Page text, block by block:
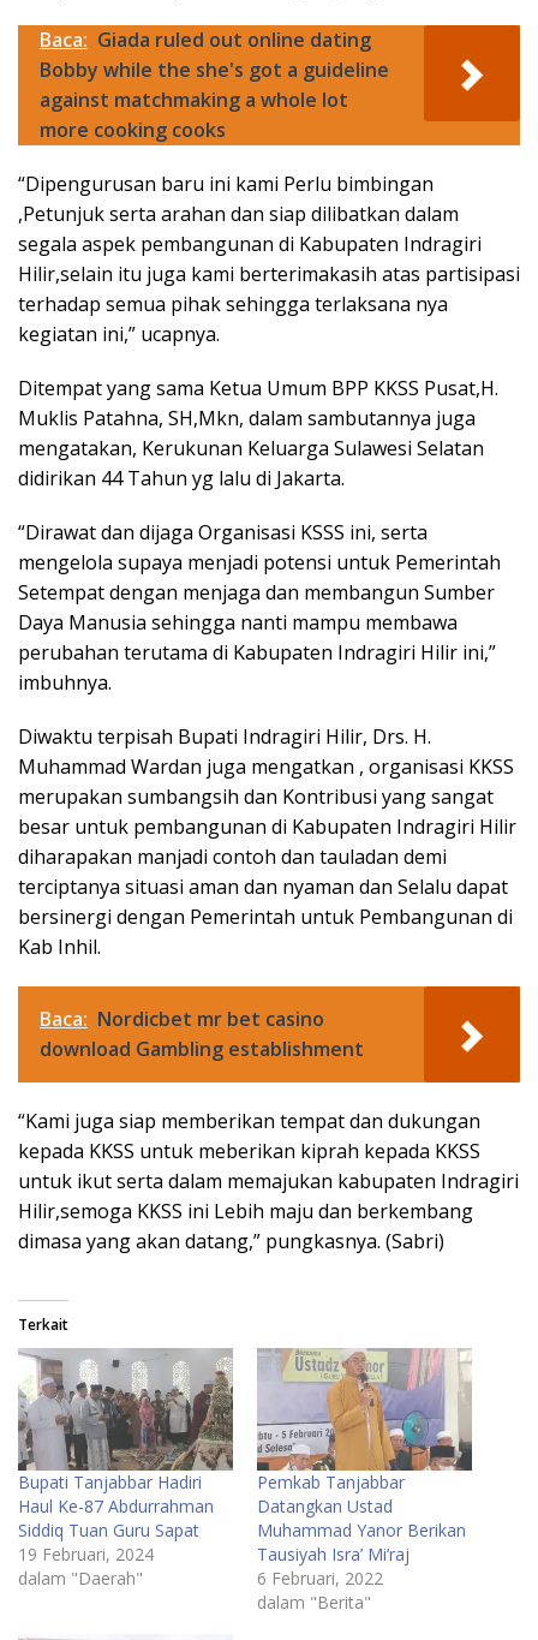
Baca: Giada ruled out online dating
Bobby while the she's got a guideline
against matchmaking a whole lot
more cooking cooks
“Dipengurusan baru ini kami Perlu bimbingan
,Petunjuk serta arahan dan siap dilibatkan dalam
segala aspek pembangunan di Kabupaten Indragiri
Hilir,selain itu juga kami berterimakasih atas partisipasi
terhadap semua pihak sehingga terlaksana nya
kegiatan ini,” ucapnya.
Ditempat yang sama Ketua Umum BPP KKSS Pusat,H.
Muklis Patahna, SH,Mkn, dalam sambutannya juga
mengatakan, Kerukunan Keluarga Sulawesi Selatan
didirikan 44 Tahun yg lalu di Jakarta.
“Dirawat dan dijaga Organisasi KSSS ini, serta
mengelola supaya menjadi potensi untuk Pemerintah
Setempat dengan menjaga dan membangun Sumber
Daya Manusia sehingga nanti mampu membawa
perubahan terutama di Kabupaten Indragiri Hilir ini,”
imbuhnya.
Diwaktu terpisah Bupati Indragiri Hilir, Drs. H.
Muhammad Wardan juga mengatkan , organisasi KKSS
merupakan sumbangsih dan Kontribusi yang sangat
besar untuk pembangunan di Kabupaten Indragiri Hilir
diharapakan manjadi contoh dan tauladan demi
terciptanya situasi aman dan nyaman dan Selalu dapat
bersinergi dengan Pemerintah untuk Pembangunan di
Kab Inhil.
Baca: Nordicbet mr bet casino
download Gambling establishment
“Kami juga siap memberikan tempat dan dukungan
kepada KKSS untuk meberikan kiprah kepada KKSS
untuk ikut serta dalam memajukan kabupaten Indragiri
Hilir,semoga KKSS ini Lebih maju dan berkembang
dimasa yang akan datang,” pungkasnya. (Sabri)
Terkait
Bupati Tanjabbar Hadiri
Haul Ke-87 Abdurrahman
Siddiq Tuan Guru Sapat
19 Februari, 2024
dalam "Daerah"
Pemkab Tanjabbar
Datangkan Ustad
Muhammad Yanor Berikan
Tausiyah Isra’ Mi’raj
6 Februari, 2022
dalam "Berita"